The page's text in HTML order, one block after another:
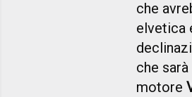
che
elvetica
che
motore